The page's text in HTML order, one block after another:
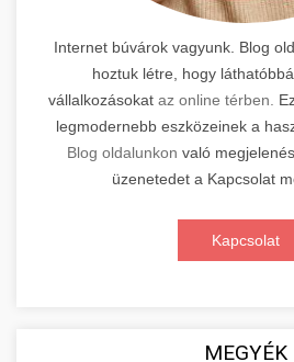
Internet búvárok vagyunk. Blog
hoztuk létre, hogy
vállalkozásokat az online térben.
legmodernebb eszközeinek a
Blog oldalunkon való
üzenetedet a Kapcsolat
Kapcsolat
MEGYÉK